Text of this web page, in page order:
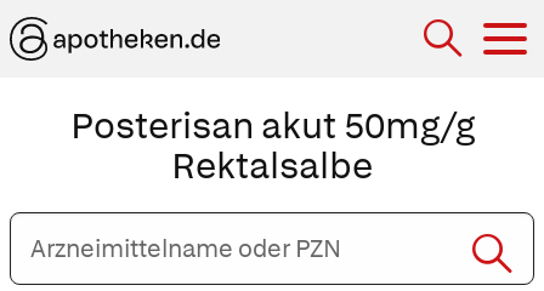
Posterisan akut 50mg/g
Rektalsalbe
Arzneimittelname
oder
PZN